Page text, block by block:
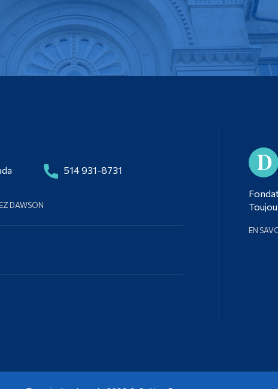
514 931-8731
DAWSON
EN